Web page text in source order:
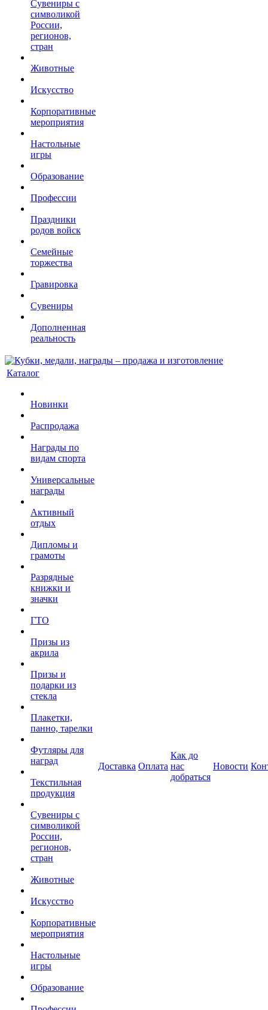
Сувениры с
символикой
России,
регионов,
стран
Животные
Искусство
Корпоративные
мероприятия
Настольные
игры
Образование
Профессии
Праздники
родов войск
Семейные
торжества
Гравировка
Сувениры
Дополненная
реальность
Каталог
Новинки
Распродажа
Награды по
видам спорта
Универсальные
награды
Активный
отдых
Дипломы и
грамоты
Разрядные
книжки и
значки
ГТО
Призы из
акрила
Призы и
подарки из
стекла
Плакетки,
панно, тарелки
Футляры для
наград
Текстильная
продукция
Сувениры с
символикой
России,
регионов,
стран
Животные
Искусство
Корпоративные
мероприятия
Настольные
игры
Образование
Доставка Оплата
Как до
нас
добраться
Новости